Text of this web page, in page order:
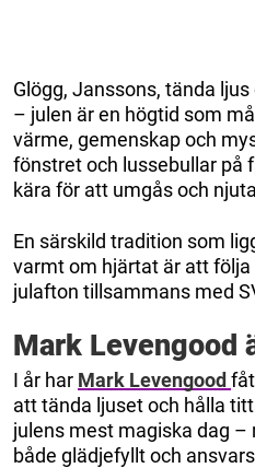
Glögg, Janssons, tända
– julen är en högtid som
värme, gemenskap och
fönstret och lussebullar på
kära för att umgås och
En särskild tradition som
varmt om hjärtat är att följa
julafton tillsammans med
Mark Levengood
I år har Mark Levengood
att tända ljuset och hålla
julens mest magiska dag –
både glädjefyllt och